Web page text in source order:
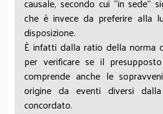
In ogni caso, cercando di
trecentosessanta gradi la
evidenziare che, da un punto di
l’OIC 19, denominato “Debiti”,
(rispetto al trattamento della
precedente OIC 6 denominato
del debito e informativa di
trattamento contabile da
che è invece da preferire alla
disposizione.
È infatti dalla ratio della norma
per verificare se il
comprende anche le
origine da eventi diversi
concordato.